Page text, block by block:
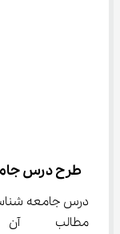
طرح درس
مطالب